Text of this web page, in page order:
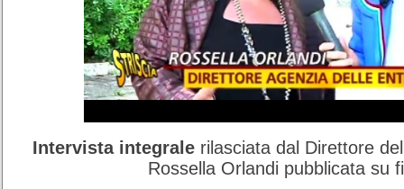
Intervista integralerilasciata dal Direttore
Rossella Orlandi pubblicata su